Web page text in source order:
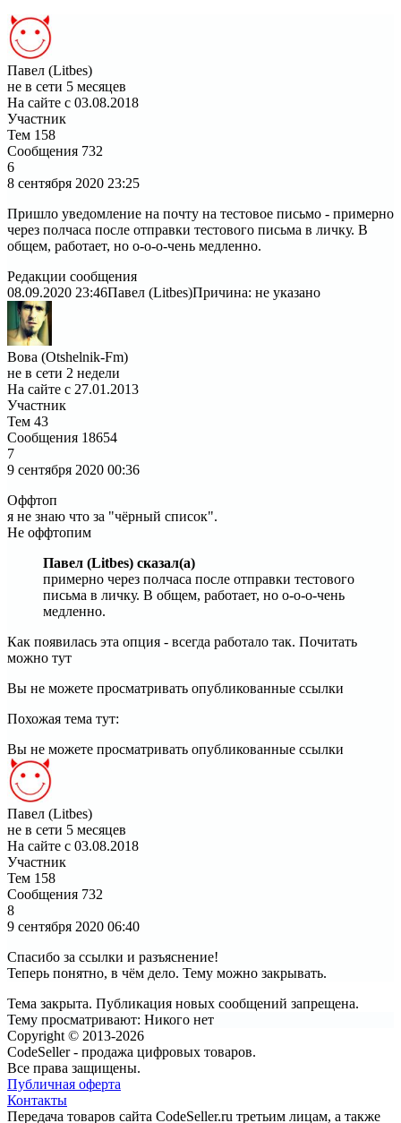
Павел (Litbes)
не в сети 5 месяцев
На сайте с 03.08.2018
Участник
Тем 158
Сообщения 732
6
8 сентября 2020 23:25
Пришло уведомление на почту на тестовое письмо - примерно
через полчаса после отправки тестового письма в личку. В
общем, работает, но о-о-о-чень медленно.
Редакции сообщения
08.09.2020 23:46Павел (Litbes)Причина: не указано
Вова (Otshelnik-Fm)
не в сети 2 недели
На сайте с 27.01.2013
Участник
Тем 43
Сообщения 18654
7
9 сентября 2020 00:36
Оффтоп
я не знаю что за "чёрный список".
Не оффтопим
Павел (Litbes) сказал(а)
примерно через полчаса после отправки тестового
письма в личку. В общем, работает, но о-о-о-чень
медленно.
Как появилась эта опция - всегда работало так. Почитать
можно тут
Вы не можете просматривать опубликованные ссылки
Похожая тема тут:
Вы не можете просматривать опубликованные ссылки
Павел (Litbes)
не в сети 5 месяцев
На сайте с 03.08.2018
Участник
Тем 158
Сообщения 732
8
9 сентября 2020 06:40
Спасибо за ссылки и разъяснение!
Теперь понятно, в чём дело. Тему можно закрывать.
Тема закрыта. Публикация новых сообщений запрещена.
Тему просматривают: Никого нет
Copyright © 2013-2026
CodeSeller - продажа цифровых товаров.
Все права защищены.
Публичная оферта
Контакты
Передача товаров сайта CodeSeller.ru третьим лицам, а также